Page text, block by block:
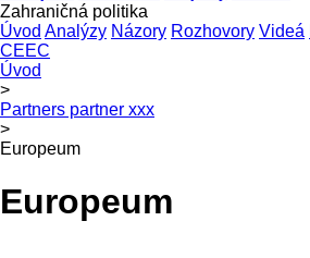
Zahraničná politika
Úvod Analýzy Názory Rozhovory Videá
CEEC
Úvod
>
Partners partner xxx
>
Europeum
Europeum